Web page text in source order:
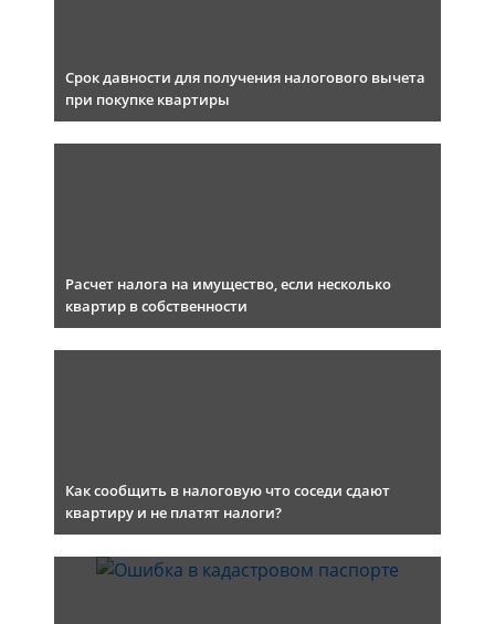
Срок давности для получения налогового вычета
при покупке квартиры
Расчет налога на имущество, если несколько
квартир в собственности
Как сообщить в налоговую что соседи сдают
квартиру и не платят налоги?